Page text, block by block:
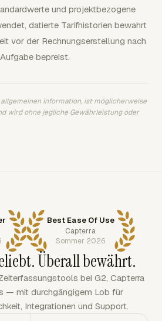
und projektbezogene
datierte Tarifhistorien bewahrt
vor der Rechnungserstellung nach
bepreist.
Information, ist möglicherweise
wird ohne jegliche Gewährleistung oder
Best Ease Of Use
Capterra
Sommer 2026
Überall bewährt.
bei G2, Capterra
— mit durchgängigem Lob für
Integrationen und Support.